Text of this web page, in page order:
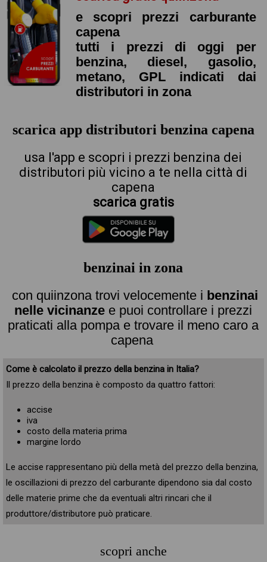
e scopri prezzi carburante
capena
tutti i prezzi di oggi per
benzina, diesel, gasolio,
metano, GPL indicati dai
distributori in zona
scarica app distributori benzina capena
usa l'app e scopri i prezzi benzina dei
distributori più vicino a te nella città di
capena
scarica gratis
benzinai in zona
con quiinzona trovi velocemente i benzinai
nelle vicinanze e puoi controllare i prezzi
praticati alla pompa e trovare il meno caro a
capena
Come è calcolato il prezzo della benzina in Italia?
Il prezzo della benzina è composto da quattro fattori:
accise
iva
costo della materia prima
margine lordo
Le accise rappresentano più della metà del prezzo della benzina,
le oscillazioni di prezzo del carburante dipendono sia dal costo
delle materie prime che da eventuali altri rincari che il
produttore/distributore può praticare.
scopri anche